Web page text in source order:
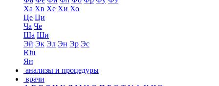
Ха Хв Хе Хи Хо
Це Ци
Ча Че
Ша Ши
Эй Эк Эл Эн Эр Эс
Юн
Ян
анализы и процедуры
врачи